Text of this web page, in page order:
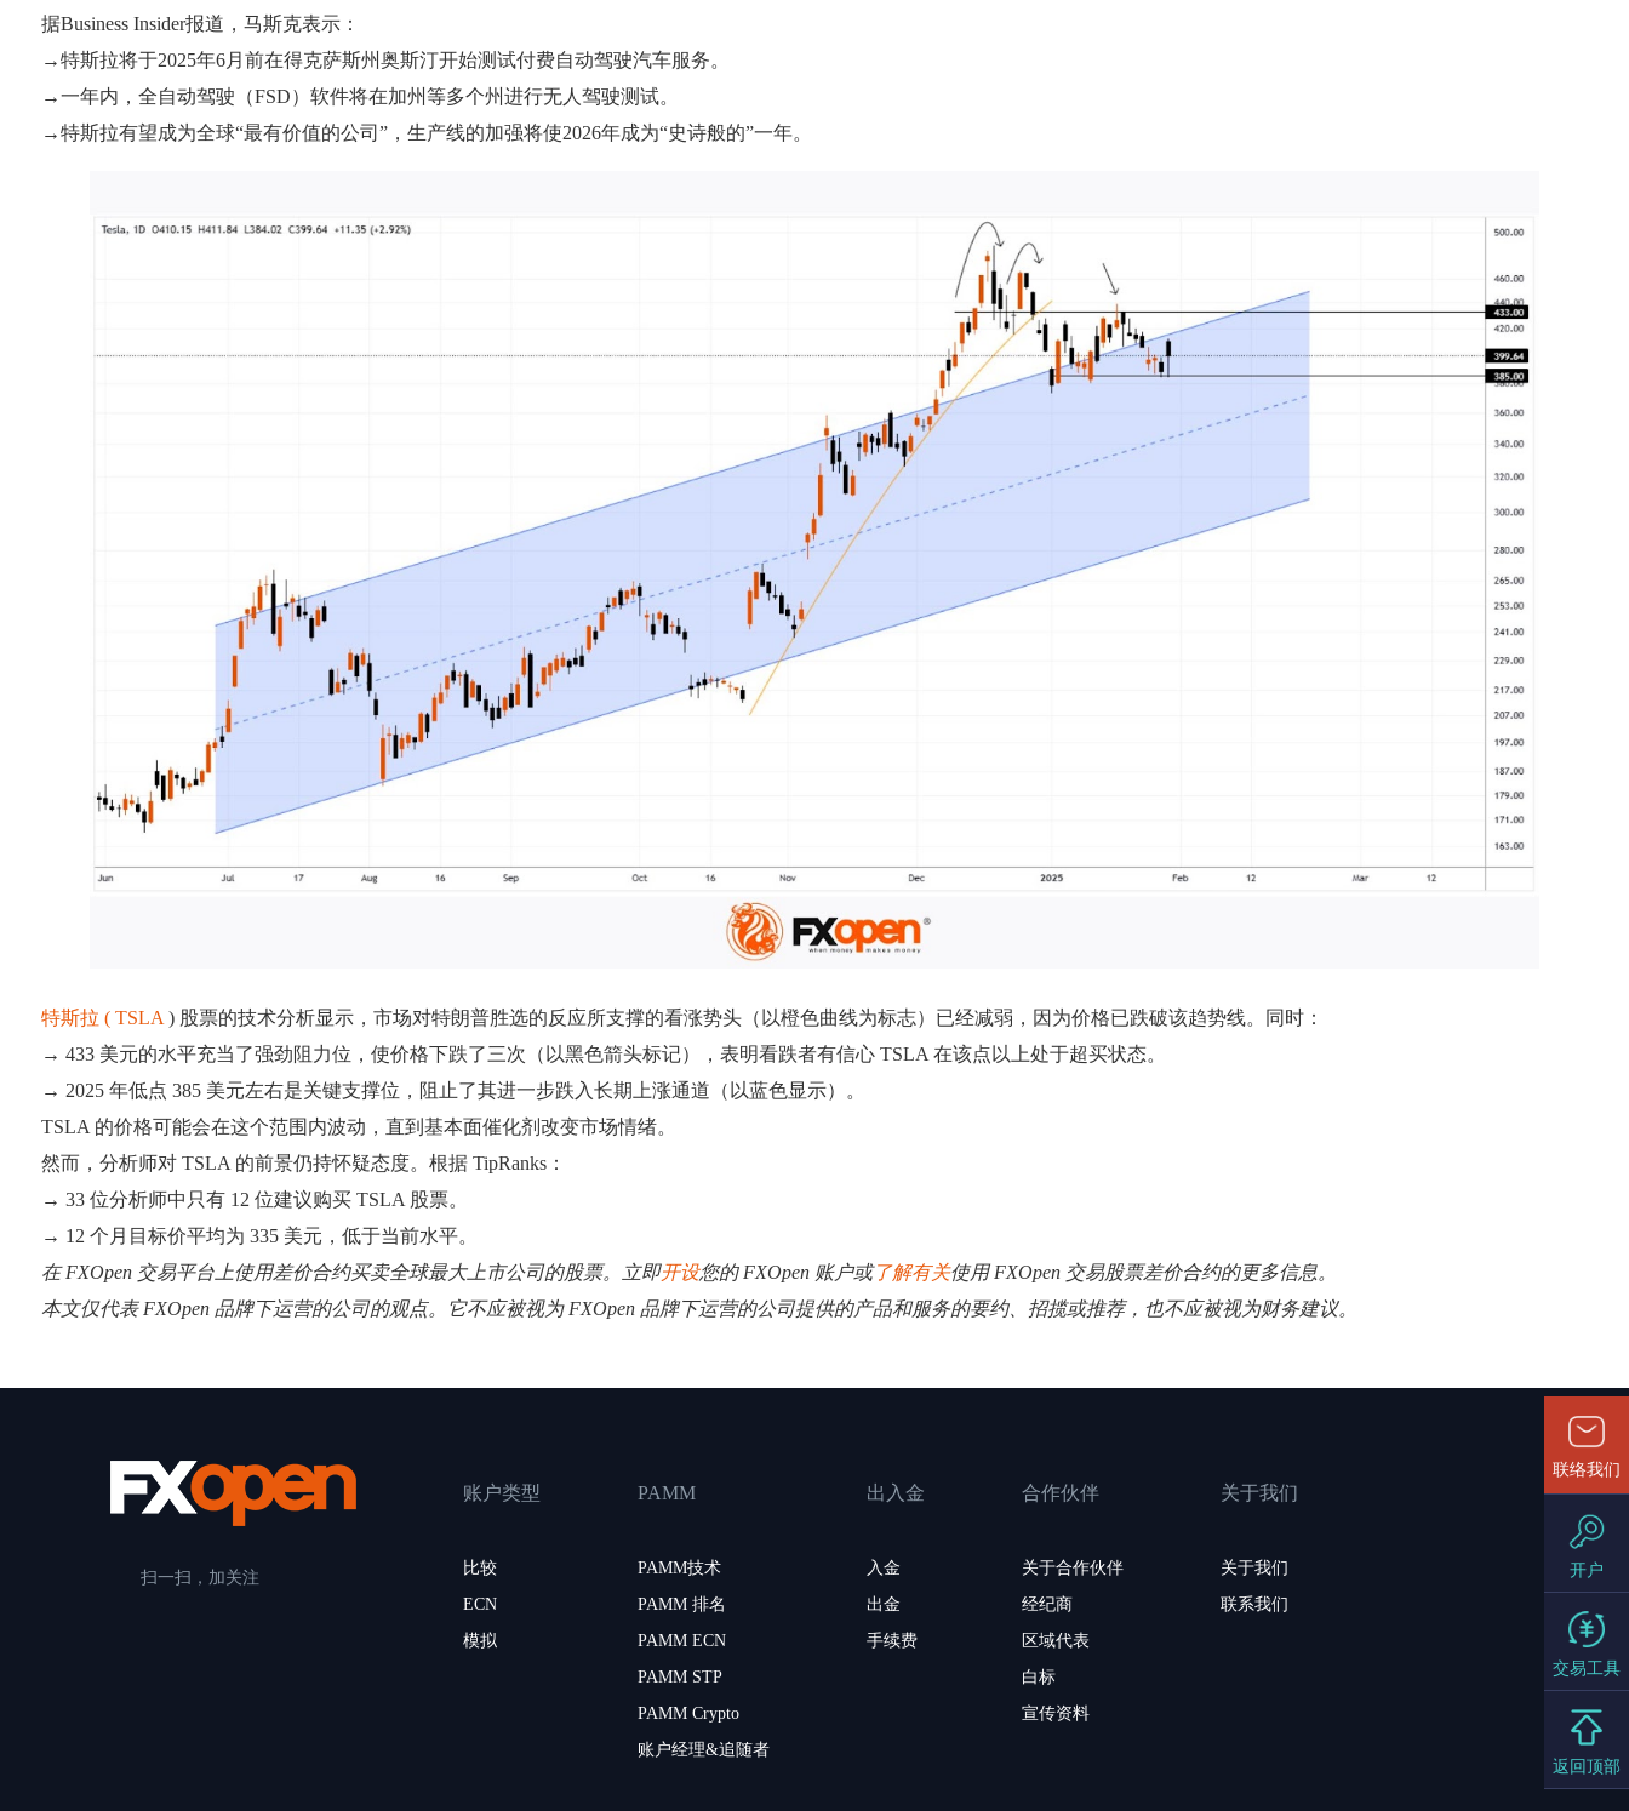
据Business Insider报道，马斯克表示：
→特斯拉将于2025年6月前在得克萨斯州奥斯汀开始测试付费自动驾驶汽车服务。
→一年内，全自动驾驶（FSD）软件将在加州等多个州进行无人驾驶测试。
→特斯拉有望成为全球“最有价值的公司”，生产线的加强将使2026年成为“史诗般的”一年。
特斯拉 ( TSLA ) 股票的技术分析显示，市场对特朗普胜选的反应所支撑的看涨势头（以橙色曲线为标志）已经减弱，因为价格已跌破该趋势线。同时：
→ 433 美元的水平充当了强劲阻力位，使价格下跌了三次（以黑色箭头标记），表明看跌者有信心 TSLA 在该点以上处于超买状态。
→ 2025 年低点 385 美元左右是关键支撑位，阻止了其进一步跌入长期上涨通道（以蓝色显示）。
TSLA 的价格可能会在这个范围内波动，直到基本面催化剂改变市场情绪。
然而，分析师对 TSLA 的前景仍持怀疑态度。根据 TipRanks：
→ 33 位分析师中只有 12 位建议购买 TSLA 股票。
→ 12 个月目标价平均为 335 美元，低于当前水平。
在 FXOpen 交易平台上使用差价合约买卖全球最大上市公司的股票。立即开设您的 FXOpen 账户或了解有关使用 FXOpen 交易股票差价合约的更多信息。
本文仅代表 FXOpen 品牌下运营的公司的观点。它不应被视为 FXOpen 品牌下运营的公司提供的产品和服务的要约、招揽或推荐，也不应被视为财务建议。
扫一扫，加关注
账户类型
比较
ECN
模拟
PAMM
PAMM技术
PAMM 排名
PAMM ECN
PAMM STP
PAMM Crypto
账户经理&追随者
出入金
入金
出金
手续费
合作伙伴
关于合作伙伴
经纪商
区域代表
白标
宣传资料
关于我们
关于我们
联系我们
联络我们
开户
交易工具
返回顶部